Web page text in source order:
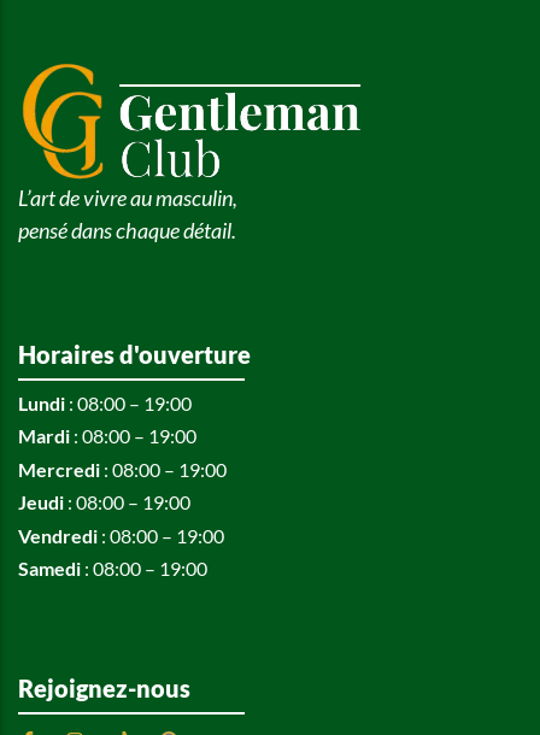
L’art de vivre au masculin,
pensé dans chaque détail.
Horaires d'ouverture
Lundi : 08:00 – 19:00
Mardi : 08:00 – 19:00
Mercredi : 08:00 – 19:00
Jeudi : 08:00 – 19:00
Vendredi : 08:00 – 19:00
Samedi : 08:00 – 19:00
Rejoignez-nous